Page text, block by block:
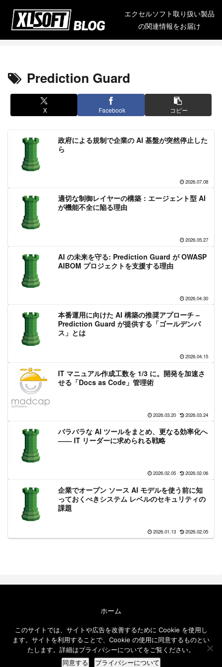
エクセルソフト取り扱い製品
の関連情報をお届け
Prediction Guard
X Facebook コピー
政府による規制で企業の AI 基盤が突然停止した
ら
2026.07.08
適切な制御レイヤーの構築：エージェント型 AI
が機能不全に陥る理由
2026.05.27
AI の未来を守る: Prediction Guard が OWASP
AIBOM プロジェクトを支援する理由
2026.04.30
本番運用に向けた AI 構築の推奨アプローチ –
Prediction Guard が提供する「ゴールデンパ
ス」とは
2026.04.15
IT マニュアル作成工数を 1/3 に。開発を加速さ
せる「Docs as Code」管理術
2026.03.20 2026.03.24
バラバラな AI ツールをまとめ、更なる効率化へ
―― IT リーダーに求められる戦略
2026.02.05 2026.02.06
企業でオープン ソース AI モデルを使う前に知
っておくべきシステム レベルのセキュリティの
課題
2026.01.13 2026.02.05
ホーム
免責事項
メールニュース
© 2016-2026 エクセルソフト ブログ.
このサイトでは、サイトや広告を改善するために Cookie を使用し
ます。サイトを利用することで、Cookie の使用に同意するものとい
たします。詳細はプライバシーについてをご覧ください。
同意する プライバシーについて